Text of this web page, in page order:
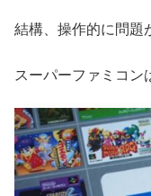
結構、操作的に問題
スーパーファミコン